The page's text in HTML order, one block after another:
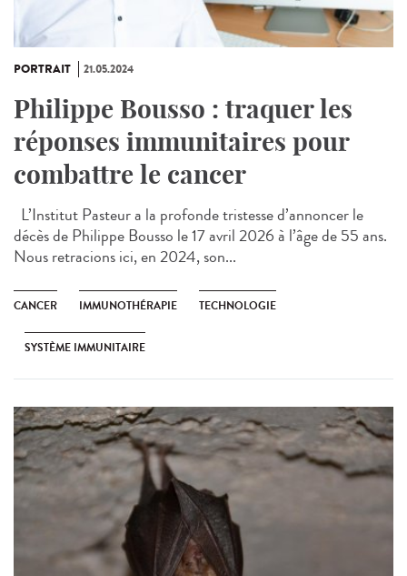
PORTRAIT 21.05.2024
Philippe Bousso : traquer les
réponses immunitaires pour
combattre le cancer
L’Institut Pasteur a la profonde tristesse d’annoncer le
décès de Philippe Bousso le 17 avril 2026 à l’âge de 55 ans.
Nous retracions ici, en 2024, son...
CANCER IMMUNOTHÉRAPIE TECHNOLOGIE
SYSTÈME IMMUNITAIRE